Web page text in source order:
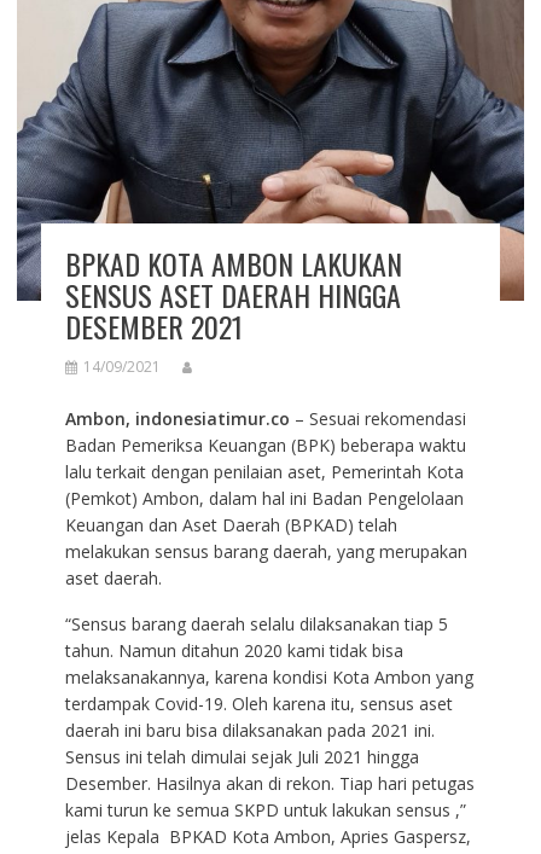
BPKAD KOTA AMBON LAKUKAN
SENSUS ASET DAERAH HINGGA
DESEMBER 2021
14/09/2021
Ambon, indonesiatimur.co – Sesuai rekomendasi
Badan Pemeriksa Keuangan (BPK) beberapa waktu
lalu terkait dengan penilaian aset, Pemerintah Kota
(Pemkot) Ambon, dalam hal ini Badan Pengelolaan
Keuangan dan Aset Daerah (BPKAD) telah
melakukan sensus barang daerah, yang merupakan
aset daerah.
“Sensus barang daerah selalu dilaksanakan tiap 5
tahun. Namun ditahun 2020 kami tidak bisa
melaksanakannya, karena kondisi Kota Ambon yang
terdampak Covid-19. Oleh karena itu, sensus aset
daerah ini baru bisa dilaksanakan pada 2021 ini.
Sensus ini telah dimulai sejak Juli 2021 hingga
Desember. Hasilnya akan di rekon. Tiap hari petugas
kami turun ke semua SKPD untuk lakukan sensus ,”
jelas Kepala BPKAD Kota Ambon, Apries Gaspersz,